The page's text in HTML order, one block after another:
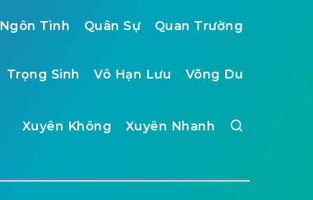
Ngôn Tình Quân Sự Quan Trường
Trọng Sinh Vô Hạn Lưu Võng Du
Xuyên Không Xuyên Nhanh